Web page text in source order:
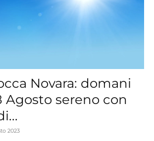
Novara: domani
Agosto sereno con
2023